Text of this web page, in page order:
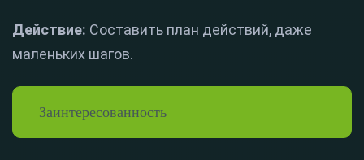
Действие: Составить план действий, даже
маленьких шагов.
Заинтересованность